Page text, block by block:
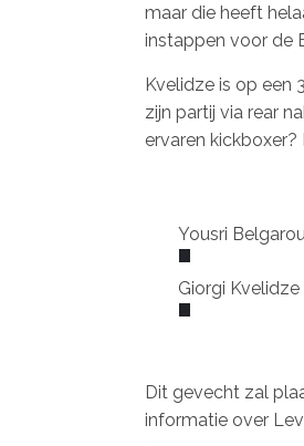
maar die heeft
instappen voor de
Kvelidze is op een
zijn partij via rear
ervaren
Yousri
Giorgi Kvelidze
Dit gevecht zal
informatie over